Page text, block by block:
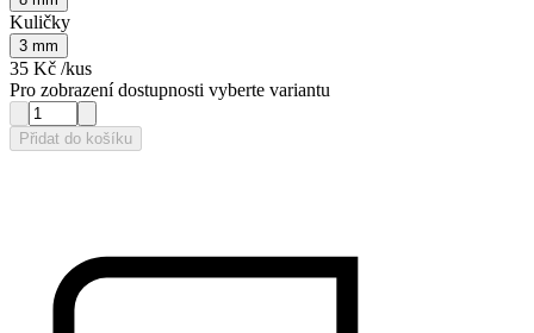
Kuličky
3 mm
35 Kč /kus
Pro zobrazení dostupnosti vyberte variantu
Přidat do košíku